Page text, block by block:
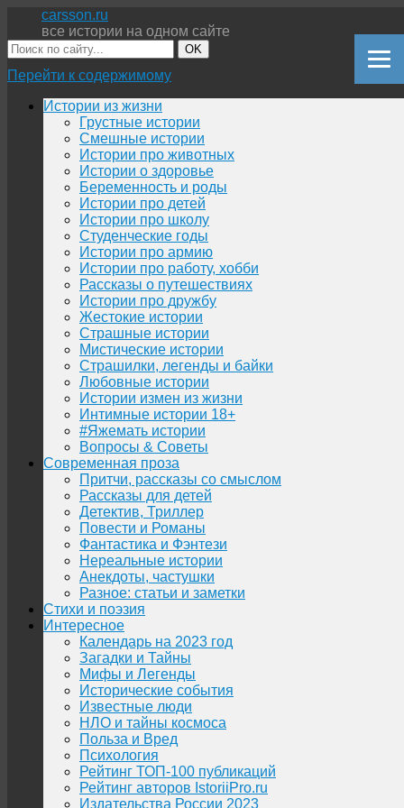
carsson.ru
все истории на одном сайте
OK
Перейти к содержимому
Истории из жизни
Грустные истории
Смешные истории
Истории про животных
Истории о здоровье
Беременность и роды
Истории про детей
Истории про школу
Студенческие годы
Истории про армию
Истории про работу, хобби
Рассказы о путешествиях
Истории про дружбу
Жестокие истории
Страшные истории
Мистические истории
Страшилки, легенды и байки
Любовные истории
Истории измен из жизни
Интимные истории 18+
#Яжемать истории
Вопросы & Советы
Современная проза
Притчи, рассказы со смыслом
Рассказы для детей
Детектив, Триллер
Повести и Романы
Фантастика и Фэнтези
Нереальные истории
Анекдоты, частушки
Разное: статьи и заметки
Стихи и поэзия
Интересное
Календарь на 2023 год
Загадки и Тайны
Мифы и Легенды
Исторические события
Известные люди
НЛО и тайны космоса
Польза и Вред
Психология
Рейтинг ТОП-100 публикаций
Рейтинг авторов IstoriiPro.ru
Издательства России 2023